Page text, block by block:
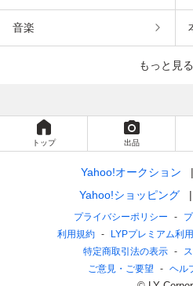
音楽
もっと見る
トップ 出品
Yahoo!オークション
Yahoo!ショッピング
プライバシーポリシー
利用規約
LYPプレミアム利
特定商取引法の表示
ご意見・ご要望
ヘル